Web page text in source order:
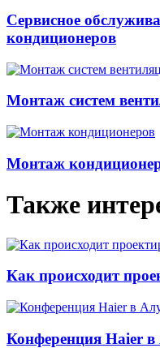
Сервисное
кондиционеров
Монтаж систем
Монтаж
Также
Как происходит
Конференция Haier